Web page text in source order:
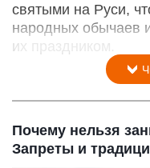
святыми на Руси,
народных обычаев
их праздником.
Почему нельзя
Запреты и